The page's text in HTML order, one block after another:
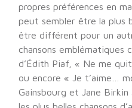
propres préférences en
peut sembler être la plus
être différent pour un
chansons emblématiques
d’Édith Piaf, « Ne me
ou encore « Je t’aime…
Gainsbourg et Jane